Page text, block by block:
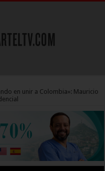
en unir a Colombia»: Mauricio